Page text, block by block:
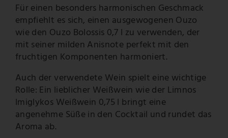
Für einen besonders harmonischen Geschmack
empfiehlt es sich, einen ausgewogenen Ouzo
wie den Ouzo Bolossis 0,7 l zu verwenden, der
mit seiner milden Anisnote perfekt mit den
fruchtigen Komponenten harmoniert.
Auch der verwendete Wein spielt eine wichtige
Rolle: Ein lieblicher Weißwein wie der Limnos
Imiglykos Weißwein 0,75 l bringt eine
angenehme Süße in den Cocktail und rundet das
Aroma ab.